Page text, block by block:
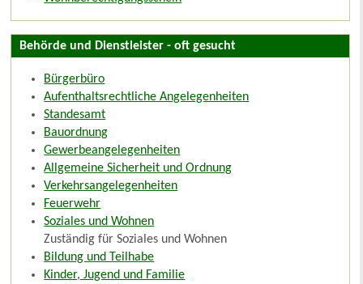
Behörde und Dienstleister - oft gesucht
Bürgerbüro
Aufenthaltsrechtliche Angelegenheiten
Standesamt
Bauordnung
Gewerbeangelegenheiten
Allgemeine Sicherheit und Ordnung
Verkehrsangelegenheiten
Feuerwehr
Soziales und Wohnen
Zuständig für Soziales und Wohnen
Bildung und Teilhabe
Kinder, Jugend und Familie